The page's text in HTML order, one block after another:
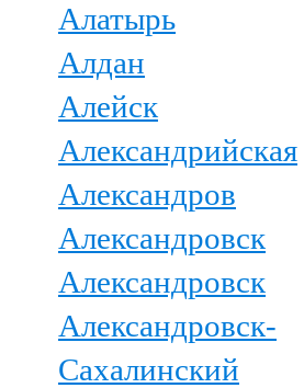
Алатырь
Алдан
Алейск
Александрийская
Александров
Александровск
Александровск
Александровск-
Сахалинский